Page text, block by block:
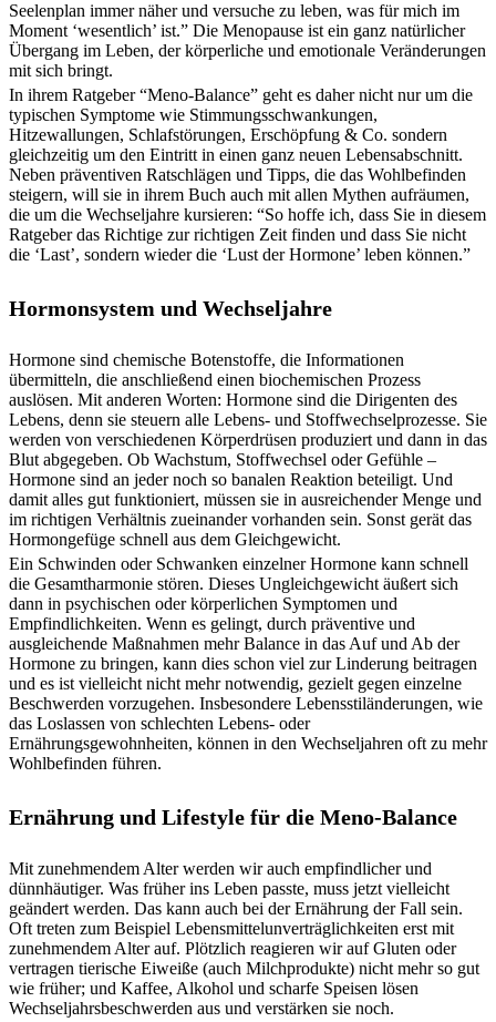
Seelenplan immer näher und versuche zu leben, was für mich im
Moment ‘wesentlich’ ist.” Die Menopause ist ein ganz natürlicher
Übergang im Leben, der körperliche und emotionale Veränderungen
mit sich bringt.
In ihrem Ratgeber “Meno-Balance” geht es daher nicht nur um die
typischen Symptome wie Stimmungsschwankungen,
Hitzewallungen, Schlafstörungen, Erschöpfung & Co. sondern
gleichzeitig um den Eintritt in einen ganz neuen Lebensabschnitt.
Neben präventiven Ratschlägen und Tipps, die das Wohlbefinden
steigern, will sie in ihrem Buch auch mit allen Mythen aufräumen,
die um die Wechseljahre kursieren: “So hoffe ich, dass Sie in diesem
Ratgeber das Richtige zur richtigen Zeit finden und dass Sie nicht
die ‘Last’, sondern wieder die ‘Lust der Hormone’ leben können.”
Hormonsystem und Wechseljahre
Hormone sind chemische Botenstoffe, die Informationen
übermitteln, die anschließend einen biochemischen Prozess
auslösen. Mit anderen Worten: Hormone sind die Dirigenten des
Lebens, denn sie steuern alle Lebens- und Stoffwechselprozesse. Sie
werden von verschiedenen Körperdrüsen produziert und dann in das
Blut abgegeben. Ob Wachstum, Stoffwechsel oder Gefühle –
Hormone sind an jeder noch so banalen Reaktion beteiligt. Und
damit alles gut funktioniert, müssen sie in ausreichender Menge und
im richtigen Verhältnis zueinander vorhanden sein. Sonst gerät das
Hormongefüge schnell aus dem Gleichgewicht.
Ein Schwinden oder Schwanken einzelner Hormone kann schnell
die Gesamtharmonie stören. Dieses Ungleichgewicht äußert sich
dann in psychischen oder körperlichen Symptomen und
Empfindlichkeiten. Wenn es gelingt, durch präventive und
ausgleichende Maßnahmen mehr Balance in das Auf und Ab der
Hormone zu bringen, kann dies schon viel zur Linderung beitragen
und es ist vielleicht nicht mehr notwendig, gezielt gegen einzelne
Beschwerden vorzugehen. Insbesondere Lebensstiländerungen, wie
das Loslassen von schlechten Lebens- oder
Ernährungsgewohnheiten, können in den Wechseljahren oft zu mehr
Wohlbefinden führen.
Ernährung und Lifestyle für die Meno-Balance
Mit zunehmendem Alter werden wir auch empfindlicher und
dünnhäutiger. Was früher ins Leben passte, muss jetzt vielleicht
geändert werden. Das kann auch bei der Ernährung der Fall sein.
Oft treten zum Beispiel Lebensmittelunverträglichkeiten erst mit
zunehmendem Alter auf. Plötzlich reagieren wir auf Gluten oder
vertragen tierische Eiweiße (auch Milchprodukte) nicht mehr so gut
wie früher; und Kaffee, Alkohol und scharfe Speisen lösen
Wechseljahrsbeschwerden aus und verstärken sie noch.